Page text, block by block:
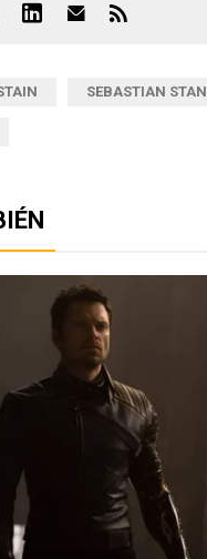
SEBASTIAN STAN